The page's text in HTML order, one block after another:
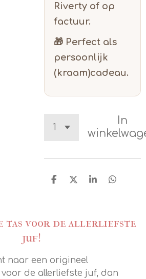
Riverty of op
factuur.
🎁 Perfect als
persoonlijk
(kraam)cadeau.
In
D
D
S
D
tas voor de allerliefste
juf!
naar een origineel
de allerliefste juf, dan